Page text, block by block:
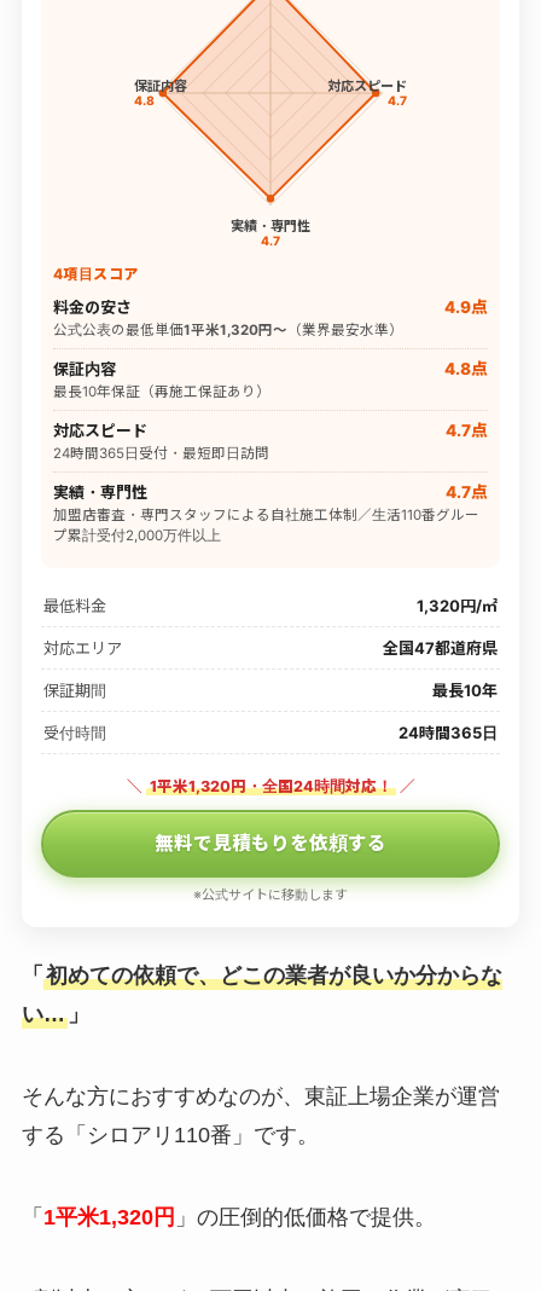
対応スピード
4.7
実績・専門性
4.7
保証内容
4.8
4項目スコア
料金の安さ 4.9点
公式公表の最低単価1平米1,320円〜 （業界最安水準）
保証内容 4.8点
最長10年保証（再施工保証あり）
対応スピード 4.7点
24時間365日受付・最短即日訪問
実績・専門性 4.7点
加盟店審査・専門スタッフによる自社施工体制／生活110番グルー
プ累計受付2,000万件以上
最低料金 1,320円/㎡
対応エリア 全国47都道府県
保証期間 最長10年
受付時間 24時間365日
＼ 1平米1,320円・全国24時間対応！ ／
無料で見積もりを依頼する
※公式サイトに移動します
「 初めての依頼で、どこの業者が良いか分からな
い…」
そんな方におすすめなのが、東証上場企業が運営
する「シロアリ110番」です。
「 1平米1,320円 」の圧倒的低価格で提供。